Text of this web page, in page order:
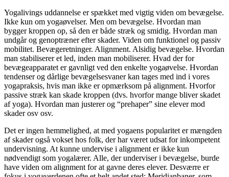
Yogalivings uddannelse er spækket med vigtig viden om bevægelse.
Ikke kun om yogaøvelser. Men om bevægelse. Hvordan man
bygger kroppen op, så den er både stræk og smidig. Hvordan man
undgår og genoptræner efter skader. Viden om funktionel og passiv
mobilitet. Bevægeretninger. Alignment. Alsidig bevægelse. Hvordan
man stabiliserer et led, inden man mobiliserer. Hvad der for
bevægeapparatet er gavnligt ved den enkelte yogaøvelse. Hvordan
tendenser og dårlige bevægelsesvaner kan tages med ind i vores
yogapraksis, hvis man ikke er opmærksom på alignment. Hvorfor
passive stræk kan skade kroppen (dvs. hvorfor mange bliver skadet
af yoga). Hvordan man justerer og “prehaper” sine elever mod
skader osv osv.
Det er ingen hemmelighed, at med yogaens popularitet er mængden
af skader også vokset hos folk, der har været udsat for inkompetent
undervisning. At kunne undervise i alignment er ikke kun
nødvendigt som yogalærer. Alle, der underviser i bevægelse, burde
have viden om alignment for at gavne deres elever. Desværre er